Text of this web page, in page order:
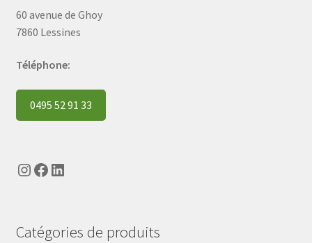
60 avenue de Ghoy
7860 Lessines
Téléphone:
0495 52 91 33
Instagram
Facebook
LinkedIn
Catégories de produits